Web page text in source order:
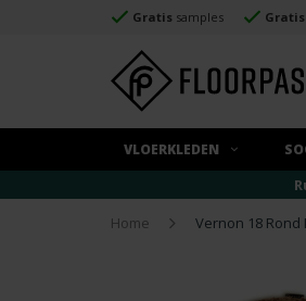
Gratis samples Gratis
VLOERKLEDEN
Home
Vernon 18